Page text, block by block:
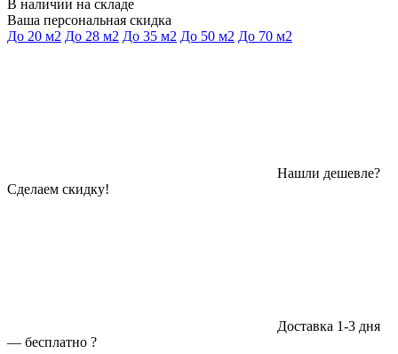
В наличии на складе
Ваша персональная скидка
До 20 м2 До 28 м2 До 35 м2 До 50 м2 До 70 м2
Нашли дешевле?
Сделаем скидку!
Доставка 1-3 дня
— бесплатно ?